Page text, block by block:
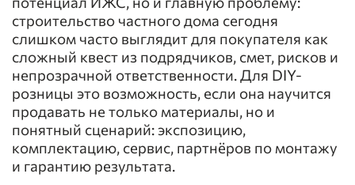
строительство частного дома сегодня
слишком часто выглядит для покупателя как
сложный квест из подрядчиков, смет, рисков и
непрозрачной ответственности. Для DIY-
розницы это возможность, если она научится
продавать не только материалы, но и
понятный сценарий: экспозицию,
комплектацию, сервис, партнёров по монтажу
и гарантию результата.